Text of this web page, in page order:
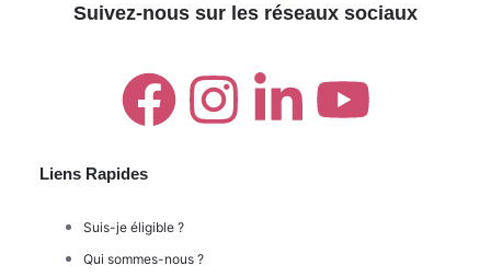
Suivez-nous sur les réseaux sociaux
Liens Rapides
Suis-je éligible ?
Qui sommes-nous ?